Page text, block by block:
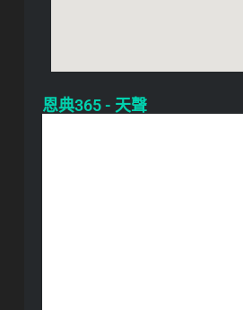
恩典365 - 天聲